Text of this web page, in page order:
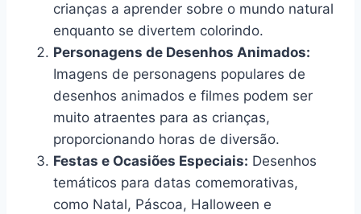
crianças a aprender sobre o mundo natural
enquanto se divertem colorindo.
Personagens de Desenhos Animados:
Imagens de personagens populares de
desenhos animados e filmes podem ser
muito atraentes para as crianças,
proporcionando horas de diversão.
Festas e Ocasiões Especiais: Desenhos
temáticos para datas comemorativas,
como Natal, Páscoa, Halloween e